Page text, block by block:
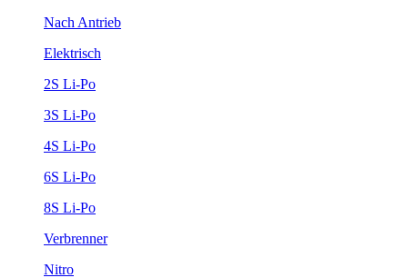
Nach Antrieb
Elektrisch
2S Li-Po
3S Li-Po
4S Li-Po
6S Li-Po
8S Li-Po
Verbrenner
Nitro